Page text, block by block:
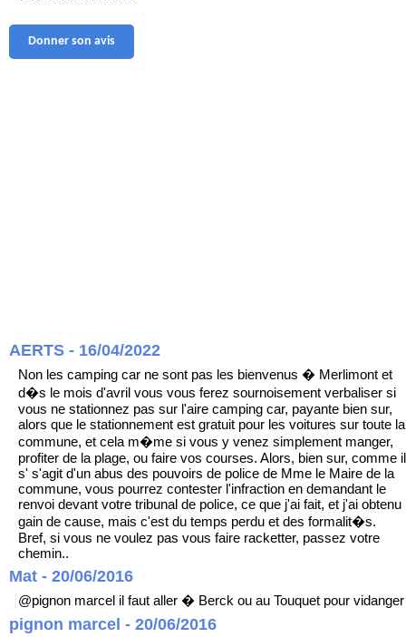
Donner son avis
AERTS - 16/04/2022
Non les camping car ne sont pas les bienvenus � Merlimont et
d�s le mois d'avril vous vous ferez sournoisement verbaliser si
vous ne stationnez pas sur l'aire camping car, payante bien sur,
alors que le stationnement est gratuit pour les voitures sur toute la
commune, et cela m�me si vous y venez simplement manger,
profiter de la plage, ou faire vos courses. Alors, bien sur, comme il
s' s'agit d'un abus des pouvoirs de police de Mme le Maire de la
commune, vous pourrez contester l'infraction en demandant le
renvoi devant votre tribunal de police, ce que j'ai fait, et j'ai obtenu
gain de cause, mais c'est du temps perdu et des formalit�s.
Bref, si vous ne voulez pas vous faire racketter, passez votre
chemin..
Mat - 20/06/2016
@pignon marcel il faut aller � Berck ou au Touquet pour vidanger
pignon marcel - 20/06/2016